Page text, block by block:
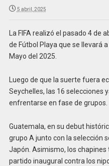
5 abril, 2025
La FIFA realizó el pasado 4 de
de Fútbol Playa que se llevará
Mayo del 2025.
Luego de que la suerte fuera
Seychelles, las 16 selecciones
enfrentarse en fase de grupos.
Guatemala, en su debut
grupo A junto con la selección
Japón. Asimismo, los chapines
partido inaugural contra los